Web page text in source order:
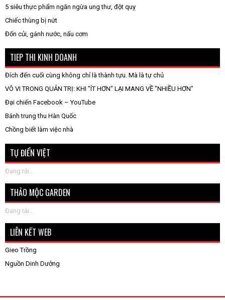
5 siêu thực phẩm ngăn ngừa ung thư, đột quỵ
Chiếc thùng bị nứt
Đốn củi, gánh nước, nấu cơm
TIEP THI KINH DOANH
Đích đến cuối cùng không chỉ là thành tựu. Mà là tự chủ
VÔ VI TRONG QUẢN TRỊ: KHI "ÍT HƠN" LẠI MANG VỀ "NHIỀU HƠN"
Đại chiến Facebook – YouTube
Bánh trung thu Hàn Quốc
Chồng biết làm việc nhà
TỰ ĐIỂN VIỆT
Đang tải...
THẢO MỘC GARDEN
Đang tải...
LIÊN KẾT WEB
Gieo Trồng
Nguồn Dinh Dưởng